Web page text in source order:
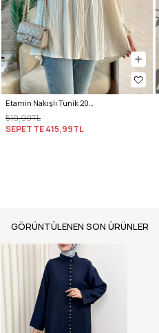
519,99TL
SEPETTE415,99TL
GÖRÜNTÜLENEN SON ÜRÜNLER